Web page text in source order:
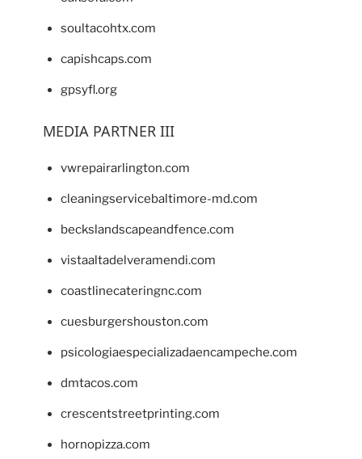
soultacohtx.com
capishcaps.com
gpsyfl.org
MEDIA PARTNER III
vwrepairarlington.com
cleaningservicebaltimore-md.com
beckslandscapeandfence.com
vistaaltadelveramendi.com
coastlinecateringnc.com
cuesburgershouston.com
psicologiaespecializadaencampeche.com
dmtacos.com
crescentstreetprinting.com
hornopizza.com